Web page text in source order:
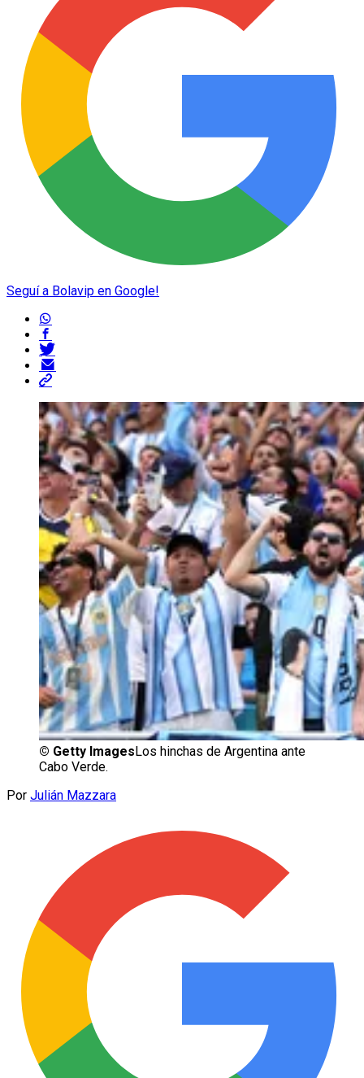
Seguí a Bolavip en Google!
© Getty Images Los hinchas de Argentina ante
Cabo Verde.
Por Julián Mazzara